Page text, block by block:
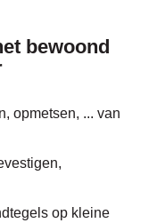
bewoond
opmetsen, ... van
op kleine